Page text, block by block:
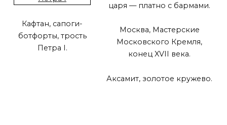
Кафтан, сапоги-
ботфорты, трость
Петра I.
царя — платно с бармами.
Москва, Мастерские
Московского Кремля,
конец XVII века.
Аксамит, золотое кружево.